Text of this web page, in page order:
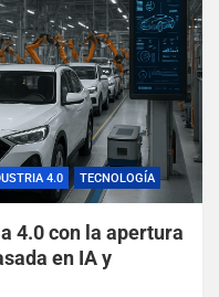
4.0 TECNOLOGÍA
4.0 con la apertura
en IA y